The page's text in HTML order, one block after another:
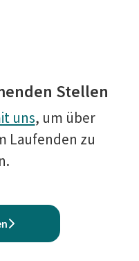
Stellen
uns, um über
Laufenden zu